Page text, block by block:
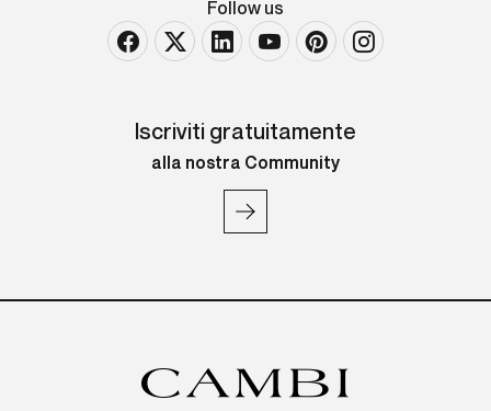
Follow us
Iscriviti gratuitamente
alla nostra Community